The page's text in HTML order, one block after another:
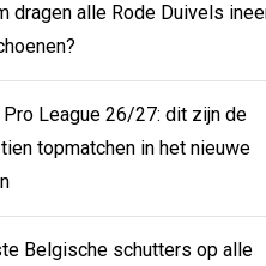
dragen alle Rode Duivels
League 26/27: dit zijn de
topmatchen in het nieuwe
Belgische schutters op alle